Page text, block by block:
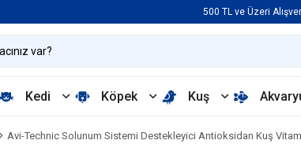
500 TL ve Üzeri
Kedi Köpek Kuş
Avi-Technic Solunum Sistemi Destekleyici Antioksidan Kuş